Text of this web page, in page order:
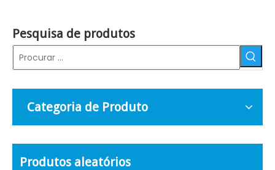
Pesquisa de produtos
Categoria de Produto
Produtos aleatórios